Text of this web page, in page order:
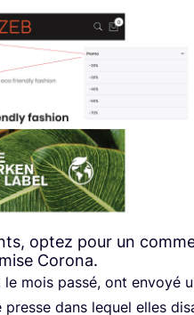
optez pour un
Corona.
le mois pas­sé, ont envoyé
dans lequel elles